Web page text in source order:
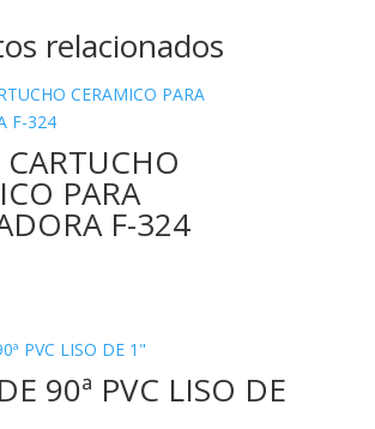
relacionados
PARA
F-324
90ª PVC LISO DE